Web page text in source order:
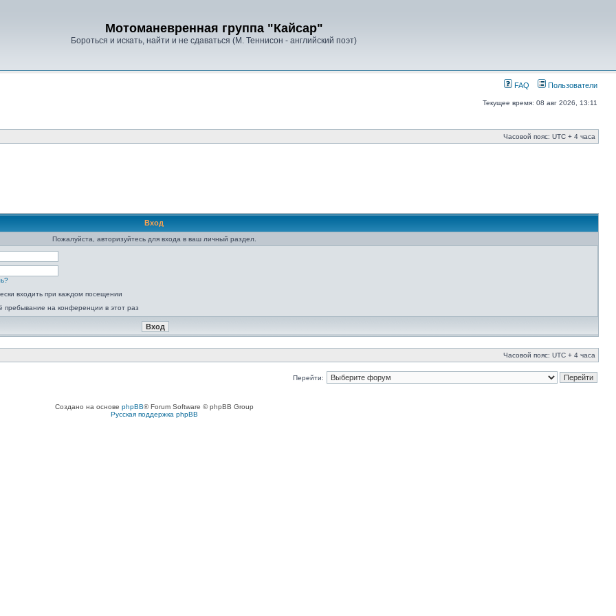
Мотоманевренная группа "Кайсар"
Бороться и искать, найти и не сдаваться (М. Теннисон - английский поэт)
FAQ Пользователи
Текущее время: 08 авг 2026, 13:11
Часовой пояс: UTC + 4 часа
Вход
Пожалуйста, авторизуйтесь для входа в ваш личный раздел.
входить при каждом посещении
пребывание на конференции в этот раз
Часовой пояс: UTC + 4 часа
Перейти:
Создано на основе phpBB® Forum Software © phpBB Group
Русская поддержка phpBB